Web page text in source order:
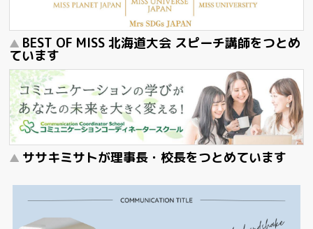
BEST OF MISS 北海道大会 スピーチ講師をつとめ
ています
ササキミサトが理事長・校長をつとめています